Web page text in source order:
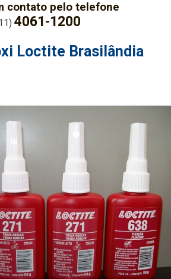
contato pelo telefone
4061-1200
Loctite Brasilândia